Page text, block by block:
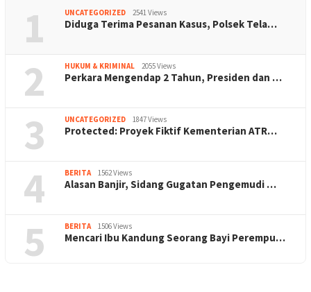
1 UNCATEGORIZED 2541 Views
Diduga Terima Pesanan Kasus, Polsek Tela…
2 HUKUM & KRIMINAL 2055 Views
Perkara Mengendap 2 Tahun, Presiden dan …
3 UNCATEGORIZED 1847 Views
Protected: Proyek Fiktif Kementerian ATR…
4 BERITA 1562 Views
Alasan Banjir, Sidang Gugatan Pengemudi …
5 BERITA 1506 Views
Mencari Ibu Kandung Seorang Bayi Perempu…